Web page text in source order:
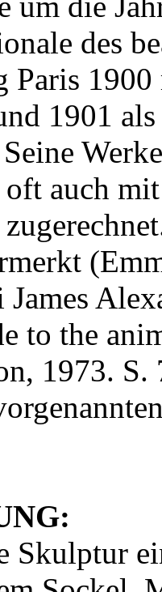
des
Paris
1901
oft auch
to the
1973. S.
Skulptur